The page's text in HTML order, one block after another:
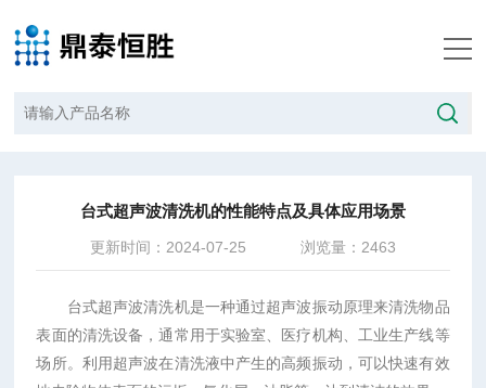
台式超声波清洗机的性能特点及具体应用场景
更新时间：2024-07-25 浏览量：2463
台式超声波清洗机是一种通过超声波振动原理来清洗物品
表面的清洗设备，通常用于实验室、医疗机构、工业生产线等
场所。利用超声波在清洗液中产生的高频振动，可以快速有效